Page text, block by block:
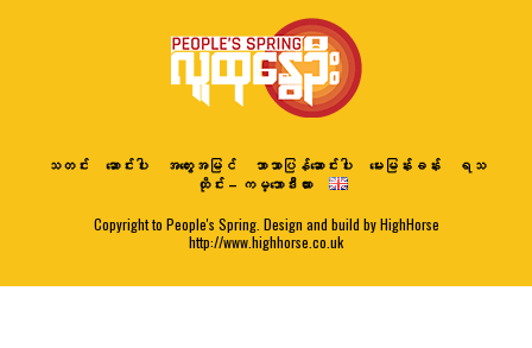
သတင်း ဆောင်းပါး အတွေးအမြင် ဘာသာပြန်ဆောင်းပါး မေးမြန်းခန်း
ရသ
ထိုင်း – ကမ္ဘောဒီးယား
Copyright to People's Spring. Design and build by HighHorse
http://www.highhorse.co.uk